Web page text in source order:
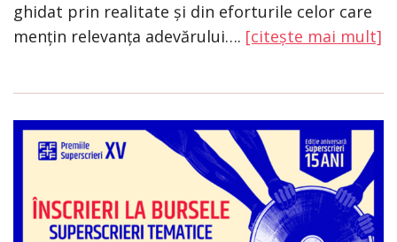
ghidat prin realitate și din eforturile celor care
mențin relevanța adevărului…. [citește mai mult]